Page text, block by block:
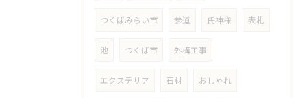
つくばみらい市 参道 氏神様 表札
池 つくば市 外構工事
エクステリア 石材 おしゃれ